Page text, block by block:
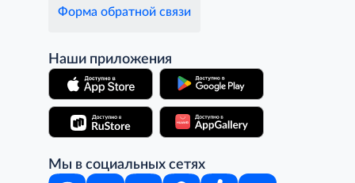
Форма обратной связи
Наши приложения
Мы в социальных сетях